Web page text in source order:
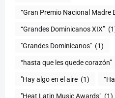
“Gran Premio Nacional Madre
“Grandes Dominicanos XIX”
"Grandes Dominicanos" (1)
"Hay algo en el aire (1)
"Heat Latin Music Awards" (1)